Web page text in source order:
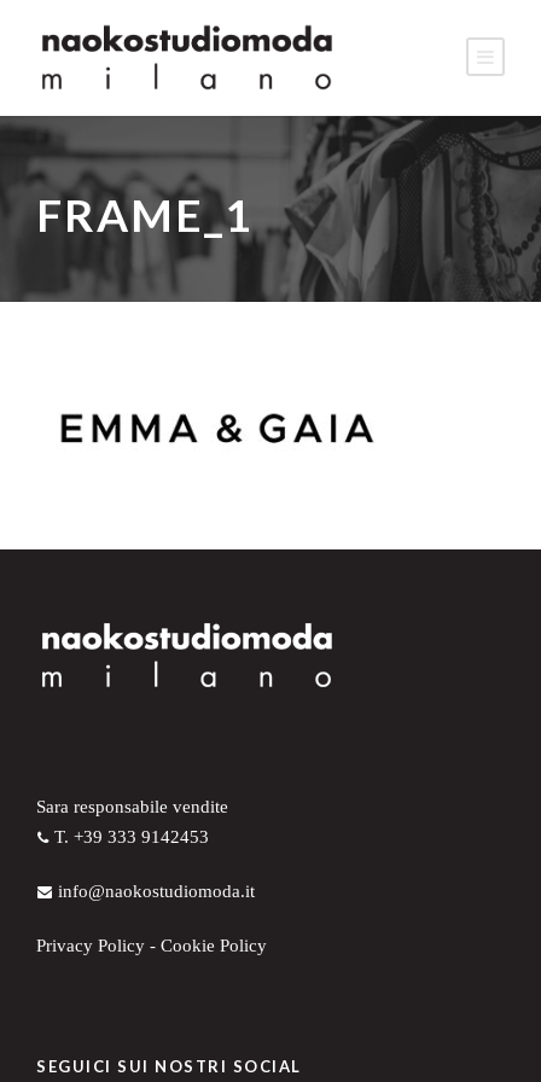
FRAME_1
Sara responsabile vendite
T. +39 333 9142453
info@naokostudiomoda.it
Privacy Policy - Cookie Policy
SEGUICI SUI NOSTRI SOCIAL